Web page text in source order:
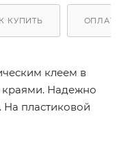
КУПИТЬ ОПЛАТА
клеем в
краями. Надежно
На пластиковой